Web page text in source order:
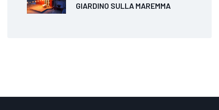
GIARDINO SULLA MAREMMA